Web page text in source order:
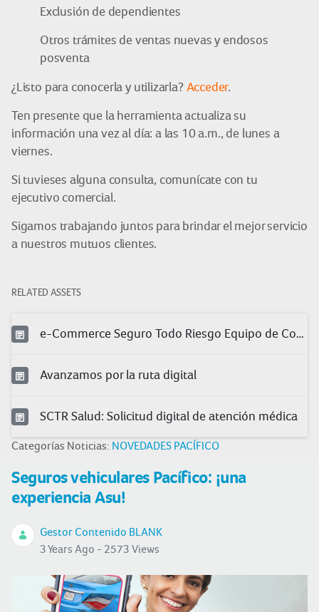
Exclusión de dependientes
Otros trámites de ventas nuevas y endosos
posventa
¿Listo para conocerla y utilizarla? Acceder.
Ten presente que la herramienta actualiza su
información una vez al día: a las 10 a.m., de lunes a
viernes.
Si tuvieses alguna consulta, comunícate con tu
ejecutivo comercial.
Sigamos trabajando juntos para brindar el mejor servicio
a nuestros mutuos clientes.
RELATED ASSETS
e-Commerce Seguro Todo Riesgo Equipo de Contratista (TREC)
Avanzamos por la ruta digital
SCTR Salud: Solicitud digital de atención médica
Categorías Noticias: NOVEDADES PACÍFICO
Seguros vehiculares Pacífico: ¡una
experiencia Asu!
Gestor Contenido BLANK
3 Years Ago - 2573 Views